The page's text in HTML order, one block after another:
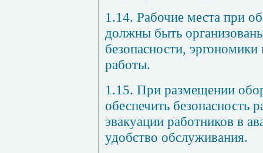
1.14. Рабочие места при
должны быть
безопасности,
работы.
1.15. При размещении
обеспечить безопасность
эвакуации работников в
удобство обслуживания.